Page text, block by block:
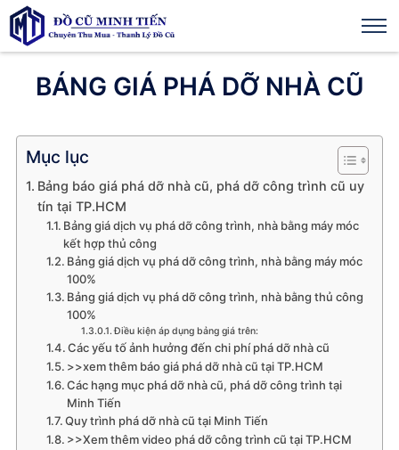
BÁNG GIÁ PHÁ DỠ NHÀ CŨ
Mục lục
Bảng báo giá phá dỡ nhà cũ, phá dỡ công trình cũ uy
tín tại TP.HCM
Bảng giá dịch vụ phá dỡ công trình, nhà bằng máy móc
kết hợp thủ công
Bảng giá dịch vụ phá dỡ công trình, nhà bằng máy móc
100%
Bảng giá dịch vụ phá dỡ công trình, nhà bằng thủ công
100%
Điều kiện áp dụng bảng giá trên:
Các yếu tố ảnh hưởng đến chi phí phá dỡ nhà cũ
>>xem thêm báo giá phá dỡ nhà cũ tại TP.HCM
Các hạng mục phá dỡ nhà cũ, phá dỡ công trình tại
Minh Tiến
Quy trình phá dỡ nhà cũ tại Minh Tiến
>>Xem thêm video phá dỡ công trình cũ tại TP.HCM